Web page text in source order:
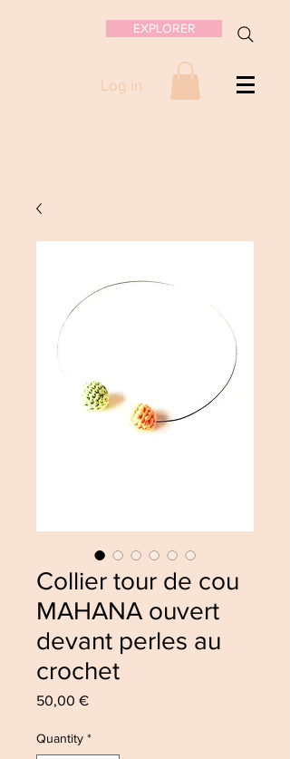
EXPLORER
Log in
Collier tour de cou
MAHANA ouvert
devant perles au
crochet
50,00 €Price
Quantity *